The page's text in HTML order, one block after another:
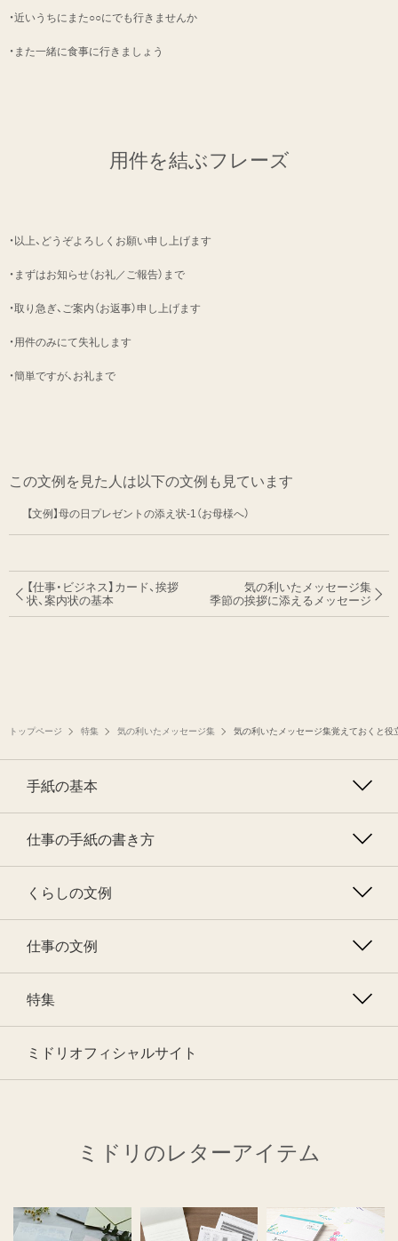
・近いうちにまた○○にでも行きませんか
・また一緒に食事に行きましょう
用件を結ぶフレーズ
・以上、どうぞよろしくお願い申し上げます
・まずはお知らせ（お礼／ご報告）まで
・取り急ぎ、ご案内（お返事）申し上げます
・用件のみにて失礼します
・簡単ですが、お礼まで
この文例を見た人は以下の文例も見ています
【文例】母の日プレゼントの添え状-1（お母様へ）
【仕事・ビジネス】カード、挨拶
状、案内状の基本
気の利いたメッセージ集
季節の挨拶に添えるメッセージ
トップページ 特集 気の利いたメッセージ集 気の利いたメッセージ集覚えておくと役
手紙の基本
仕事の手紙の書き方
くらしの文例
仕事の文例
特集
ミドリオフィシャルサイト
ミドリのレターアイテム